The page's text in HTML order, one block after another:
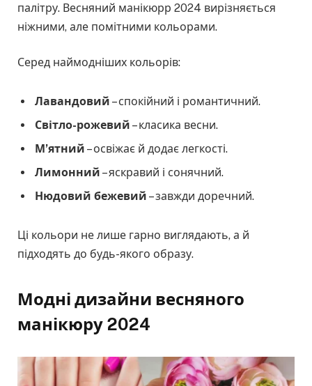
палітру. Весняний манікюрр 2024 вирізняється
ніжними, але помітними кольорами.
Серед наймодніших кольорів:
Лавандовий – спокійний і романтичний.
Світло-рожевий – класика весни.
М’ятний – освіжає й додає легкості.
Лимонний – яскравий і сонячний.
Нюдовий бежевий – завжди доречний.
Ці кольори не лише гарно виглядають, а й
підходять до будь-якого образу.
Модні дизайни весняного
манікюру 2024